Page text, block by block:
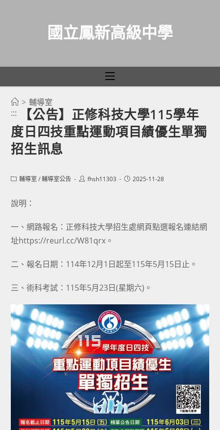
國立鳳新高級中學
> 輔導室
:::
【公告】正修科技大學115學年
度日四技重點運動項目績優生單獨
招生訊息
Post輔導室 / 輔導室公告
Postfhsh11303
Post2025-11-28
說明：
一、網路報名：正修科技大學招生處網頁點選報名連結網
址https://reurl.cc/W81qrx。
二、報名日期：114年12月1日起至115年5月15日止。
三、術科考試：115年5月23日(星期六)。